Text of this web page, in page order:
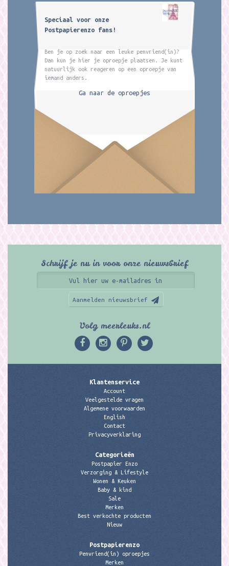
Speciaal voor onze
Postpapierenzo fans!
Ben je op zoek naar een leuke penvriend(in)?
Dan kun je hier je oproepje plaatsen. Je kunt
natuurlijk ook reageren op een oproepje van
iemand anders.
Ga naar de oproepjes
Schrijf je nu in voor onze nieuwsbrief
Aanmelden nieuwsbrief
Volg meerleuks.nl
Klantenservice
Account
Veelgestelde vragen
Algemene voorwaarden
English
Contact
Privacyverklaring
Categorieën
Postpapier Enzo
Verzorging & Lifestyle
Wonen & Keuken
Baby & kind
Sale
Merken
Best verkochte producten
Nieuw
Postpapierenzo
Penvriend(in) oproepjes
Merken